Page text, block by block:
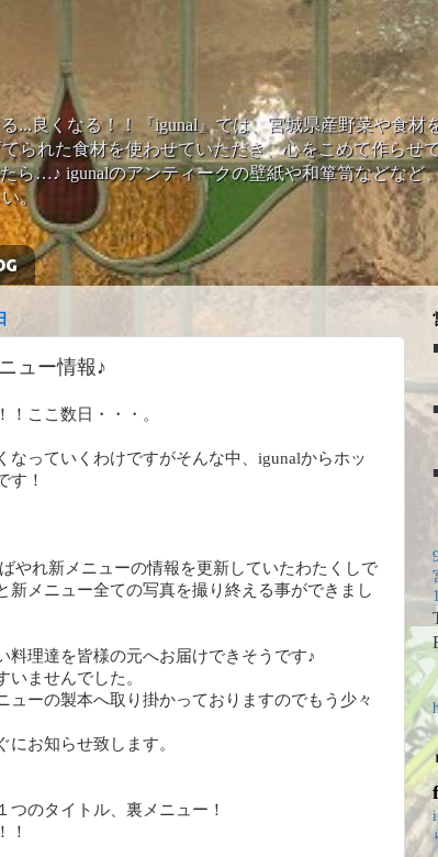
...良くなる！！『igunal』では、宮城県産野菜や食
られた食材を使わせていただき、心をこめて作らせ
ら…♪ igunalのアンティークの壁紙や和箪笥などなど
。
ュー情報♪
！ここ数日・・・。
なっていくわけですがそんな中、igunalからホッ
す！
やれ新メニューの情報を更新していたわたくしで
新メニュー全ての写真を撮り終える事ができまし
料理達を皆様の元へお届けできそうです♪
いませんでした。
ューの製本へ取り掛かっておりますのでもう少々
にお知らせ致します。
つのタイトル、裏メニュー！
！